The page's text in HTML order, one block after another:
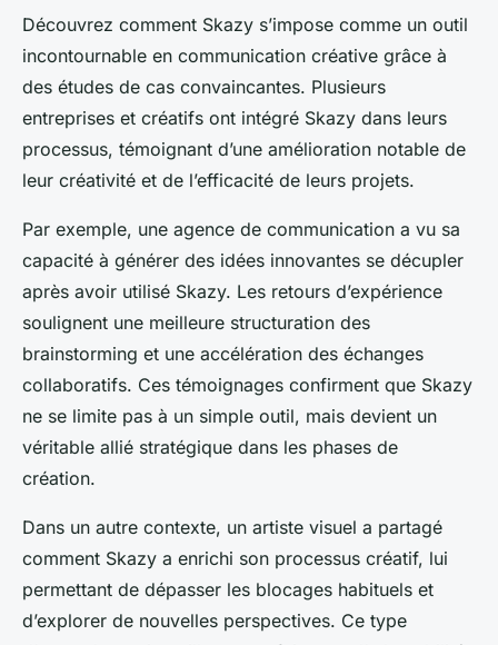
Découvrez comment Skazy s’impose comme un outil
incontournable en communication créative grâce à
des études de cas convaincantes. Plusieurs
entreprises et créatifs ont intégré Skazy dans leurs
processus, témoignant d’une amélioration notable de
leur créativité et de l’efficacité de leurs projets.
Par exemple, une agence de communication a vu sa
capacité à générer des idées innovantes se décupler
après avoir utilisé Skazy. Les retours d’expérience
soulignent une meilleure structuration des
brainstorming et une accélération des échanges
collaboratifs. Ces témoignages confirment que Skazy
ne se limite pas à un simple outil, mais devient un
véritable allié stratégique dans les phases de
création.
Dans un autre contexte, un artiste visuel a partagé
comment Skazy a enrichi son processus créatif, lui
permettant de dépasser les blocages habituels et
d’explorer de nouvelles perspectives. Ce type